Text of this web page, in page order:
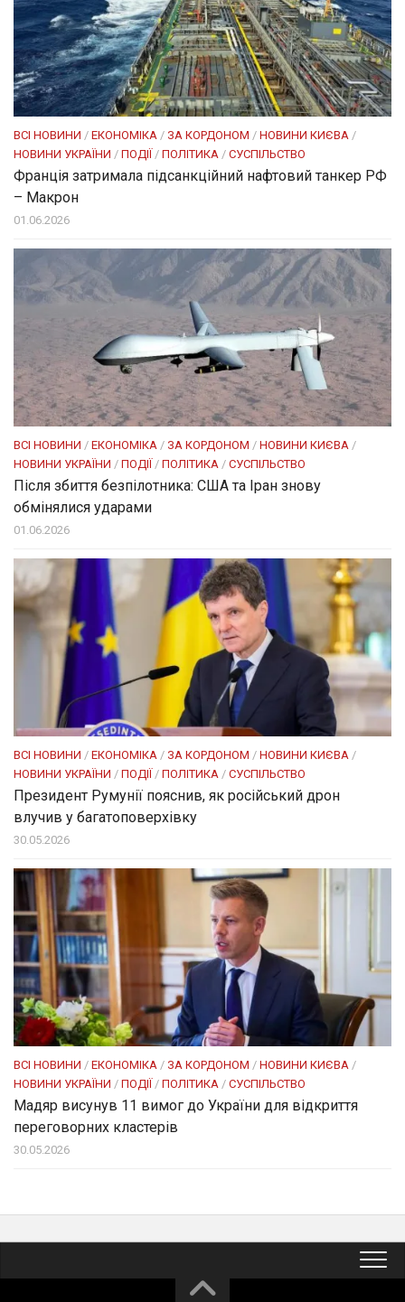
ВСІ НОВИНИ / ЕКОНОМІКА / ЗА КОРДОНОМ / НОВИНИ КИЄВА /
НОВИНИ УКРАЇНИ / ПОДІЇ / ПОЛІТИКА / СУСПІЛЬСТВО
Франція затримала підсанкційний нафтовий танкер РФ
– Макрон
01.06.2026
ВСІ НОВИНИ / ЕКОНОМІКА / ЗА КОРДОНОМ / НОВИНИ КИЄВА /
НОВИНИ УКРАЇНИ / ПОДІЇ/ ПОЛІТИКА / СУСПІЛЬСТВО
Після збиття безпілотника: США та Іран знову
обмінялися ударами
01.06.2026
ВСІ НОВИНИ / ЕКОНОМІКА / ЗА КОРДОНОМ / НОВИНИ КИЄВА /
НОВИНИ УКРАЇНИ / ПОДІЇ/ ПОЛІТИКА / СУСПІЛЬСТВО
Президент Румунії пояснив, як російський дрон
влучив у багатоповерхівку
30.05.2026
ВСІ НОВИНИ / ЕКОНОМІКА / ЗА КОРДОНОМ / НОВИНИ КИЄВА /
НОВИНИ УКРАЇНИ / ПОДІЇ/ ПОЛІТИКА / СУСПІЛЬСТВО
Мадяр висунув 11 вимог до України для відкриття
переговорних кластерів
30.05.2026